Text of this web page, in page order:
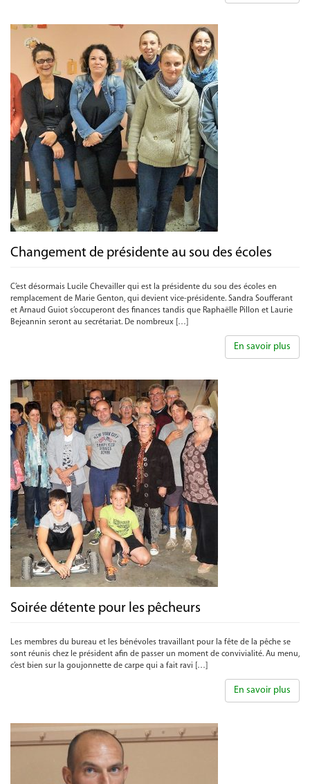
Changement de présidente au sou des écoles
C’est désormais Lucile Chevailler qui est la présidente du sou des écoles en
remplacement de Marie Genton, qui devient vice-présidente. Sandra Soufferant
et Arnaud Guiot s’occuperont des finances tandis que Raphaëlle Pillon et Laurie
Bejeannin seront au secrétariat. De nombreux […]
En savoir plus
Soirée détente pour les pêcheurs
Les membres du bureau et les bénévoles travaillant pour la fête de la pêche se
sont réunis chez le président afin de passer un moment de convivialité. Au menu,
c’est bien sur la goujonnette de carpe qui a fait ravi […]
En savoir plus